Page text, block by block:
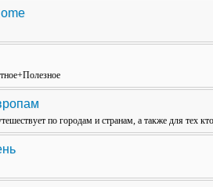
по городам и странам, а также для тех